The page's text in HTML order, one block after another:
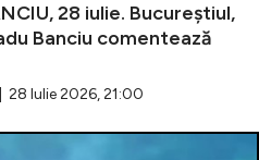
28 iulie. Bucureștiul,
Banciu comentează
Iulie 2026, 21:00